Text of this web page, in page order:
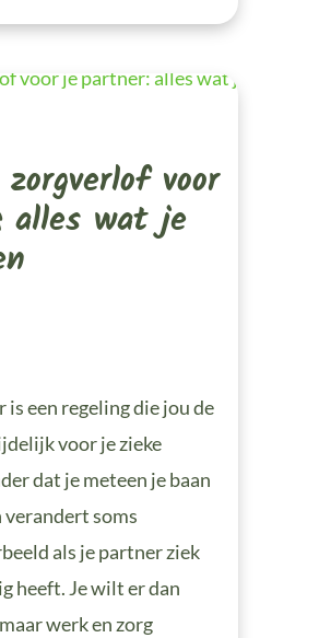
voor
alles wat je
een regeling die jou de
voor je zieke
dat je meteen je baan
soms
als je partner ziek
heeft. Je wilt er dan
werk en zorg